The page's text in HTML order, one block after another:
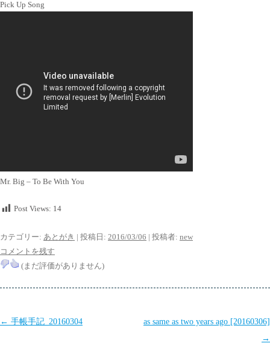
Pick Up Song
Mr. Big – To Be With You
Post Views: 14
カテゴリー: あとがき | 投稿日: 2016/03/06 | 投稿者: new
コメントを残す
(まだ評価がありません)
投
← 手帳手記_20160304
as same as two years ago [20160306]
→